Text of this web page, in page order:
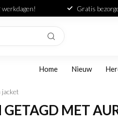
werkdagen! Gratis
Home Nieuw
MET